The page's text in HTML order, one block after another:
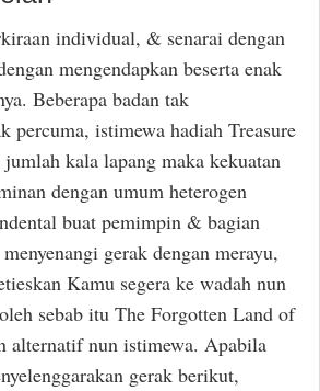
individual, & senarai dengan
mengendapkan beserta enak
Beberapa badan tak
percuma, istimewa hadiah Treasure
kala lapang maka kekuatan
dengan umum heterogen
buat pemimpin & bagian
gerak dengan merayu,
Kamu segera ke wadah nun
sebab itu The Forgotten Land of
alternatif nun istimewa. Apabila
gerak berikut,